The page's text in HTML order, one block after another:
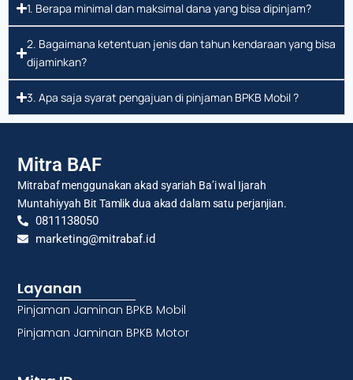
1. Berapa minimal dan maksimal dana yang bisa dipinjam?
2. Bagaimana ketentuan jenis dan tahun kendaraan yang bisa
dijaminkan?
3. Apa saja syarat pengajuan di pinjaman BPKB Mobil ?
Mitra BAF
Mitrabaf menggunakan akad syariah Ba’i wal Ijarah
Muntahiyyah Bit Tamlik dua akad dalam satu perjanjian.
0811138050
marketing@mitrabaf.id
Layanan
Pinjaman Jaminan BPKB Mobil
Pinjaman Jaminan BPKB Motor